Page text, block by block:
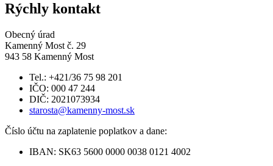
Rýchly kontakt
Obecný úrad
Kamenný Most č. 29
943 58 Kamenný Most
Tel.: +421/36 75 98 201
IČO: 000 47 244
DIČ: 2021073934
starosta@kamenny-most.sk
Číslo účtu na zaplatenie poplatkov a dane:
IBAN: SK63 5600 0000 0038 0121 4002